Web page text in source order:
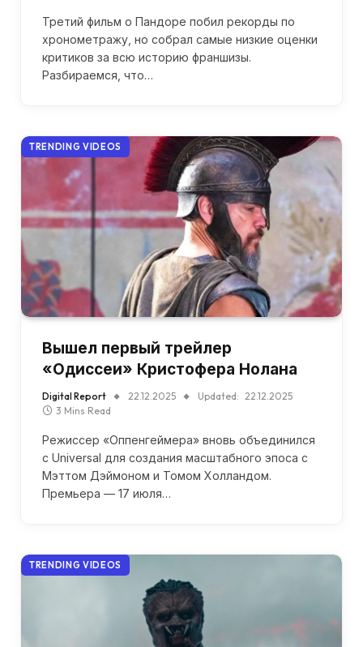
Третий фильм о Пандоре побил рекорды по
хронометражу, но собрал самые низкие оценки
критиков за всю историю франшизы.
Разбираемся, что…
TRENDING VIDEOS
Вышел первый трейлер
«Одиссеи» Кристофера Нолана
Digital Report 22.12.2025 Updated: 22.12.2025
3 Mins Read
Режиссер «Оппенгеймера» вновь объединился
с Universal для создания масштабного эпоса с
Мэттом Дэймоном и Томом Холландом.
Премьера — 17 июля…
TRENDING VIDEOS